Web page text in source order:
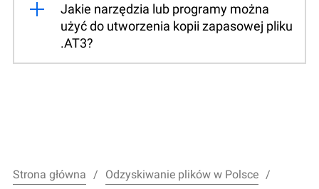
Jakie narzędzia lub programy można
użyć do utworzenia kopii zapasowej pliku
.AT3?
Strona główna
Odzyskiwanie plików w Polsce